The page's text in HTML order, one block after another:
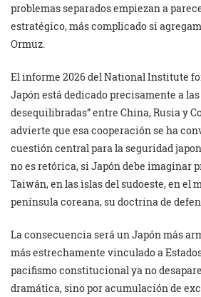
problemas separados empiezan a
estratégico, más complicado si
Ormuz.
El informe 2026 del National Institute
Japón está dedicado precisamente a
desequilibradas” entre China, Rusia y
advierte que esa cooperación se ha
cuestión central para la seguridad
no es retórica, si Japón debe imaginar
Taiwán, en las islas del sudoeste, en el
península coreana, su doctrina de
La consecuencia será un Japón más
más estrechamente vinculado a
pacifismo constitucional ya no
dramática, sino por acumulación de